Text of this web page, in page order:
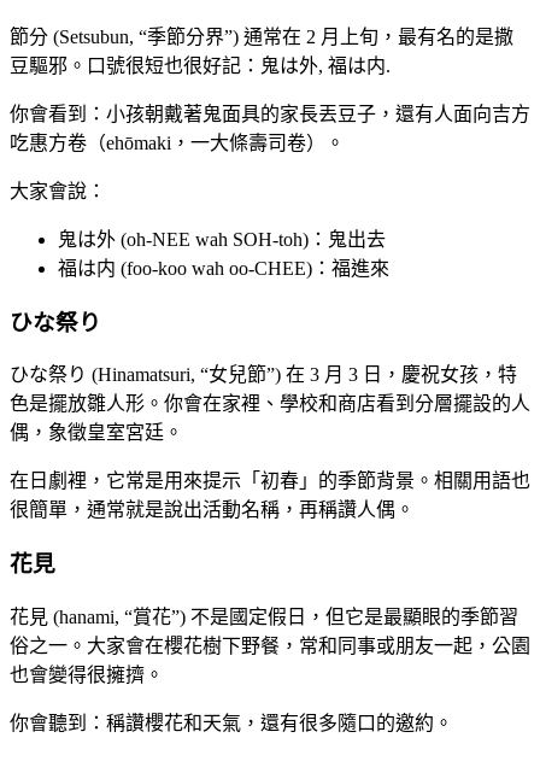
節分 (Setsubun, “季節分界”) 通常在 2 月上旬，最有名的是撒
豆驅邪。口號很短也很好記：鬼は外, 福は内.
你會看到：小孩朝戴著鬼面具的家長丟豆子，還有人面向吉方
吃惠方卷（ehōmaki，一大條壽司卷）。
大家會說：
鬼は外 (oh-NEE wah SOH-toh)：鬼出去
福は内 (foo-koo wah oo-CHEE)：福進來
ひな祭り
ひな祭り (Hinamatsuri, “女兒節”) 在 3 月 3 日，慶祝女孩，特
色是擺放雛人形。你會在家裡、學校和商店看到分層擺設的人
偶，象徵皇室宮廷。
在日劇裡，它常是用來提示「初春」的季節背景。相關用語也
很簡單，通常就是說出活動名稱，再稱讚人偶。
花見
花見 (hanami, “賞花”) 不是國定假日，但它是最顯眼的季節習
俗之一。大家會在櫻花樹下野餐，常和同事或朋友一起，公園
也會變得很擁擠。
你會聽到：稱讚櫻花和天氣，還有很多隨口的邀約。